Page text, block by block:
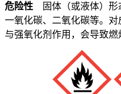
危险性
固体（或液体）
一氧化碳、二氧化碳等。对
与强氧化剂作用，会导致燃